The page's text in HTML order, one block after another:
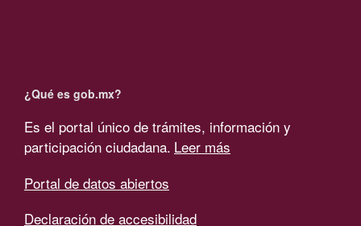
¿Qué es gob.mx?
Es el portal único de trámites, información y
participación ciudadana. Leer más
Portal de datos abiertos
Declaración de accesibilidad